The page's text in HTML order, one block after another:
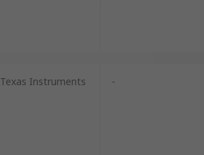
Texas Instruments -